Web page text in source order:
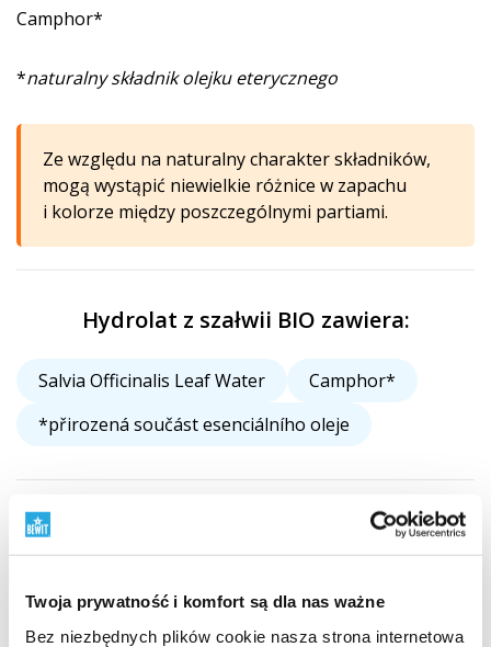
Twoja prywatność i komfort są dla nas ważne
Bez niezbędnych plików cookie nasza strona internetowa
Camphor*
*naturalny składnik olejku eterycznego
Ze względu na naturalny charakter składników,
mogą wystąpić niewielkie różnice w zapachu
i kolorze między poszczególnymi partiami.
Hydrolat z szałwii BIO zawiera:
Salvia Officinalis Leaf Water
Camphor*
*přirozená součást esenciálního oleje